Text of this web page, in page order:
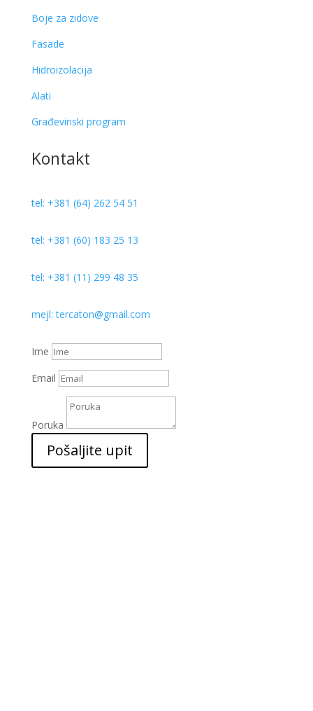
Boje za zidove
Fasade
Hidroizolacija
Alati
Građevinski program
Kontakt
tel: +381 (64) 262 54 51
tel: +381 (60) 183 25 13
tel: +381 (11) 299 48 35
mejl: tercaton@gmail.com
Ime
Email
Poruka
Pošaljite upit